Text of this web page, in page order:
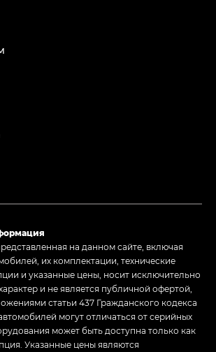
на данном сайте, включая
их комплектации, технические
и указанные цены, носит исключительно
и не является публичной офертой,
статьи 437 Гражданского кодекса
могут отличаться от серийных
может быть доступна только как
Указанные цены являются